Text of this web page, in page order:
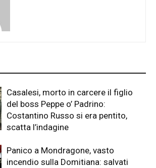
Casalesi, morto in carcere il figlio
del boss Peppe o’ Padrino:
Costantino Russo si era pentito,
scatta l’indagine
Panico a Mondragone, vasto
incendio sulla Domitiana: salvati